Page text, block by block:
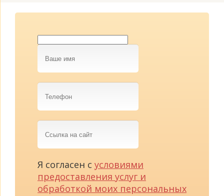
Ваше
имя
Телефон
Ссылка
на
сайт
Я согласен с условиями
предоставления услуг и
обработкой моих персональных